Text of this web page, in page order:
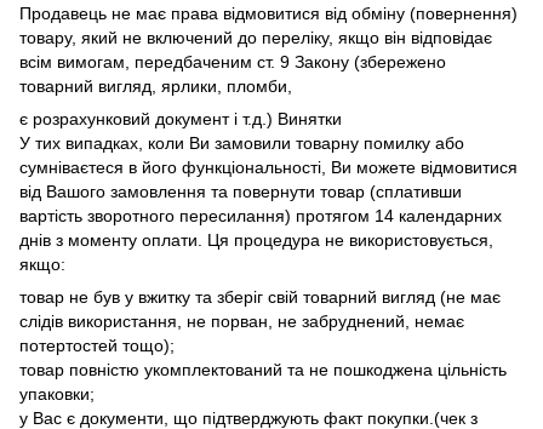
Продавець не має права відмовитися від обміну (повернення)
товару, який не включений до переліку, якщо він відповідає
всім вимогам, передбаченим ст. 9 Закону (збережено
товарний вигляд, ярлики, пломби,
є розрахунковий документ і т.д.) Винятки
У тих випадках, коли Ви замовили товарну помилку або
сумніваєтеся в його функціональності, Ви можете відмовитися
від Вашого замовлення та повернути товар (сплативши
вартість зворотного пересилання) протягом 14 календарних
днів з моменту оплати. Ця процедура не використовується,
якщо:
товар не був у вжитку та зберіг свій товарний вигляд (не має
слідів використання, не порван, не забруднений, немає
потертостей тощо);
товар повністю укомплектований та не пошкоджена цільність
упаковки;
у Вас є документи, що підтверджують факт покупки.(чек з